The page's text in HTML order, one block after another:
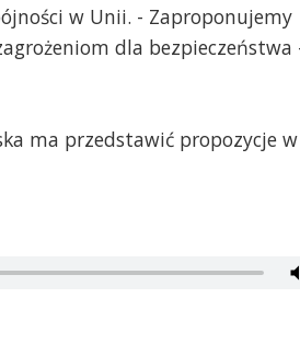
w Unii. - Zaproponujemy
dla bezpieczeństwa
ma przedstawić propozycje w